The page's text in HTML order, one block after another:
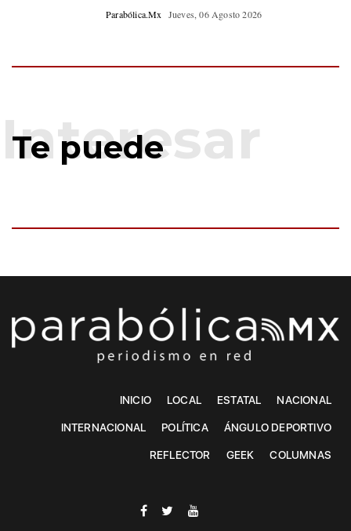
Parabólica.Mx Jueves, 06 Agosto 2026
Te puede
INICIO LOCAL ESTATAL NACIONAL
INTERNACIONAL POLÍTICA ÁNGULO DEPORTIVO
REFLECTOR GEEK COLUMNAS